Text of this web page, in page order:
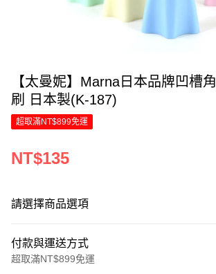
【太曼妮】Marna日本品牌凹槽
刷 日本製(K-187)
超取滿NT$899免運
NT$135
請選擇商品選項
付款與運送方式
超取滿NT$899免運